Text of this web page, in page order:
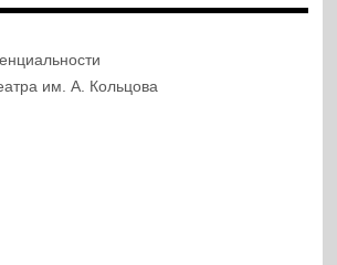
им. А. Кольцова